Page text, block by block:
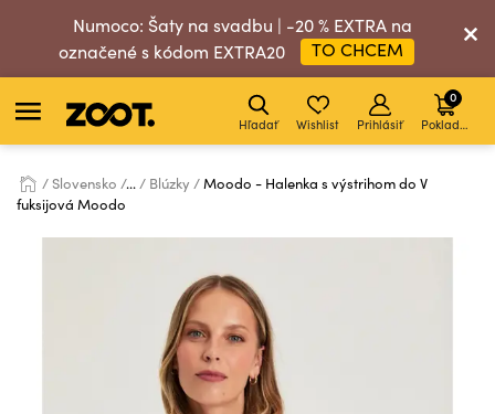
Numoco: Šaty na svadbu | -20 % EXTRA na
označené s kódom EXTRA20
TO CHCEM
Hľadať Wishlist Prihlásiť Pokladňa
0
Slovensko ... Blúzky
Moodo - Halenka s výstrihom do V
fuksijová Moodo